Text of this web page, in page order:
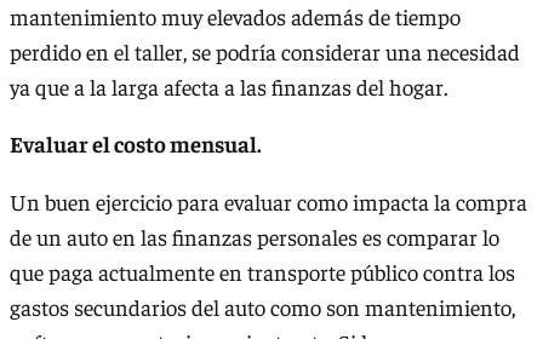
mantenimiento muy elevados además de tiempo
perdido en el taller, se podría considerar una necesidad
ya que a la larga afecta a las finanzas del hogar.
Evaluar el costo mensual.
Un buen ejercicio para evaluar como impacta la compra
de un auto en las finanzas personales es comparar lo
que paga actualmente en transporte público contra los
gastos secundarios del auto como son mantenimiento,